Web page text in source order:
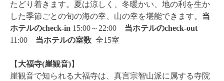
たどり着きます。夏は涼しく、冬暖かい、地の利を生か
した季節ごとの旬の海の幸、山の幸を堪能できます。 当
ホテルのcheck-in 15:00～22:00 当ホテルのcheck-out
11:00 当ホテルの室数 全15室
【 大福寺(崖観音)】
崖観音で知られる大福寺は、真言宗智山派に属する寺院